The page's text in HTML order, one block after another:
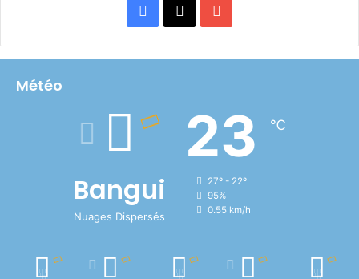
Facebook
X
Météo
Bangui
Nuages Dispersés
23 ℃
27º - 22º
95%
0.55 km/h